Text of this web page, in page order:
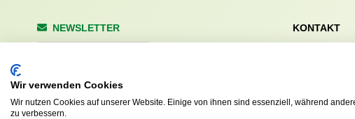
NEWSLETTER
Abonnieren
KONTAKT
Wir verwenden Cookies
Wir nutzen Cookies auf unserer Website. Einige von ihnen sind essenziell, während
zu verbessern.